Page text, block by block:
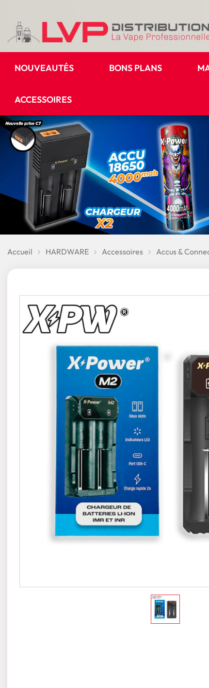
NOUVEAUTÉS BONS PLANS
ACCESSOIRES
Accueil HARDWARE Accessoires Accus &